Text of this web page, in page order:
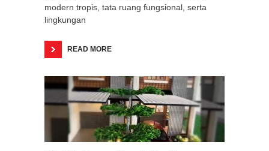
modern tropis, tata ruang fungsional, serta
lingkungan
READ MORE